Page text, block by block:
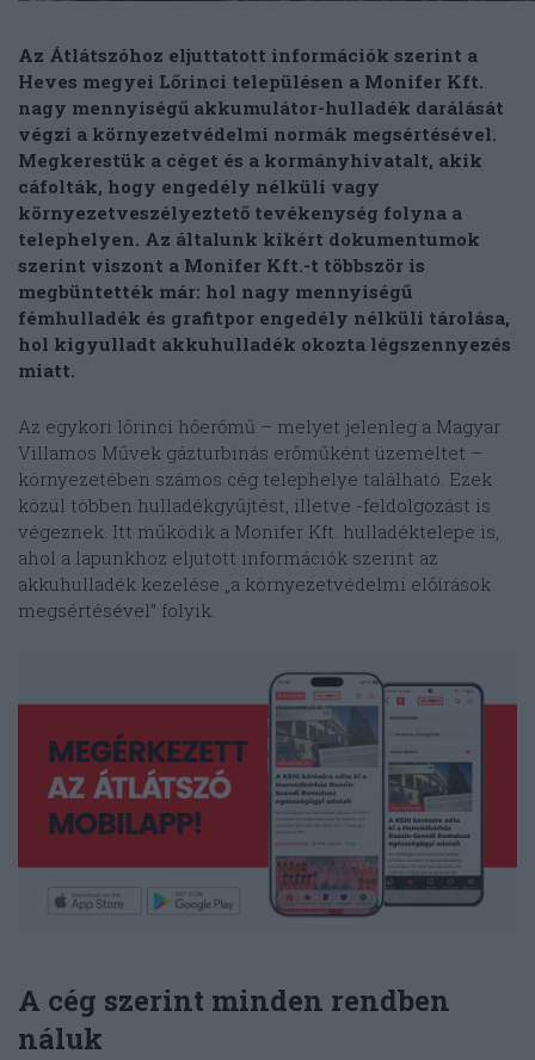
Az Átlátszóhoz eljuttatott információk szerint a
Heves megyei Lőrinci településen a Monifer Kft.
nagy mennyiségű akkumulátor-hulladék darálását
végzi a környezetvédelmi normák megsértésével.
Megkerestük a céget és a kormányhivatalt, akik
cáfolták, hogy engedély nélküli vagy
környezetveszélyeztető tevékenység folyna a
telephelyen. Az általunk kikért dokumentumok
szerint viszont a Monifer Kft.-t többször is
megbüntették már: hol nagy mennyiségű
fémhulladék és grafitpor engedély nélküli tárolása,
hol kigyulladt akkuhulladék okozta légszennyezés
miatt.
Az egykori lőrinci hőerőmű – melyet jelenleg a Magyar
Villamos Művek gázturbinás erőműként üzemeltet –
környezetében számos cég telephelye található. Ezek
közül többen hulladékgyűjtést, illetve -feldolgozást is
végeznek. Itt működik a Monifer Kft. hulladéktelepe is,
ahol a lapunkhoz eljutott információk szerint az
akkuhulladék kezelése „a környezetvédelmi előírások
megsértésével” folyik.
A cég szerint minden rendben
náluk